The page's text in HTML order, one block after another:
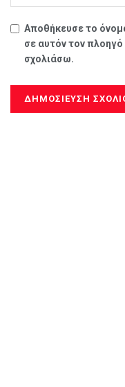
Αποθήκευσε το
σε αυτόν τον
σχολιάσω.